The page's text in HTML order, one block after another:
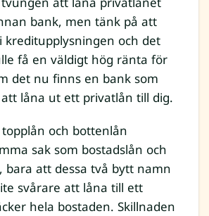
bank, men tänk på att
kreditupplysningen och det
få en väldigt hög ränta för
det nu finns en bank som
låna ut ett privatlån till dig.
och bottenlån
sak som bostadslån och
bara att dessa två bytt namn
svårare att låna till ett
hela bostaden. Skillnaden